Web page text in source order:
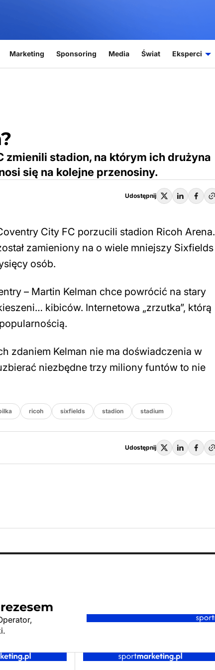
Marketing Sponsoring Media Świat Eksperci
zmienili stadion, na którym ich drużyna
się na kolejne przenosiny.
Udostępnij
City FC porzucili stadion Ricoh Arena.
zamieniony na o wiele mniejszy Sixfields
osób.
– Martin Kelman chce powrócić na stary
kibiców. Internetowa „zrzutka”, którą
zdaniem Kelman nie ma doświadczenia w
niezbędne trzy miliony funtów to nie
ricoh sixfields stadion stadium
Udostępnij